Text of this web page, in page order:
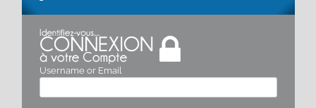
Username or Email